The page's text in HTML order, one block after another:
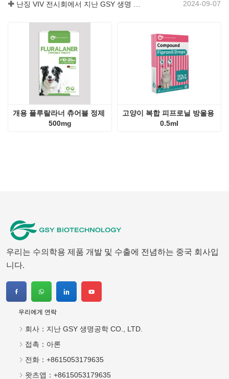
난징 VIV 전시회에서 지난 GSY 생명 공학 유한 공사 2024-09-07
개용 플루랄라너 츄어블 정제
500mg
고양이 복합 피프로닐 방울용
0.5ml
우리는 수의학용 제품 개발 및 수출에 전념하는 중국 회사입
니다.
우리에게 연락
회사： 지난 GSY 생명공학 CO., LTD.
접촉： 아론
전화： +8615053179635
왓츠앱： +8615053179635